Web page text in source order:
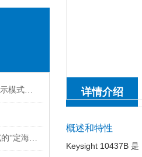
是德频谱分析仪通常有多个显示模式，包括对数型和线性型
AKH系列交流恒流源工业测试的“定海神针”
详情介绍
概述和特性
Keysight 10437B